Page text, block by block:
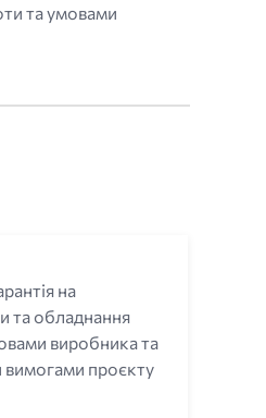
та умовами
на
та обладнання
виробника та
вимогами проєкту